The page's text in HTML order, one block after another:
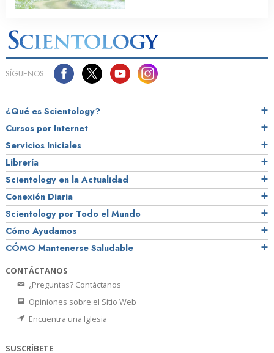
SÍGUENOS
¿Qué es Scientology?
Cursos por Internet
Servicios Iniciales
Librería
Scientology en la Actualidad
Conexión Diaria
Scientology por Todo el Mundo
Cómo Ayudamos
CÓMO Mantenerse Saludable
CONTÁCTANOS
¿Preguntas? Contáctanos
Opiniones sobre el Sitio Web
Encuentra una Iglesia
SUSCRÍBETE